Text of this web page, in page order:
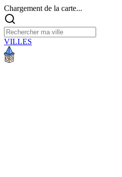
Chargement de la carte...
VILLES